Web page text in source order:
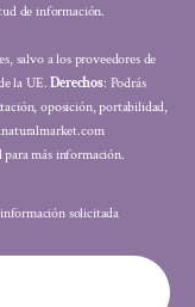
de información.
salvo a los proveedores de
la UE.Derechos: Podrás
oposición, portabilidad,
más información.
solicitada